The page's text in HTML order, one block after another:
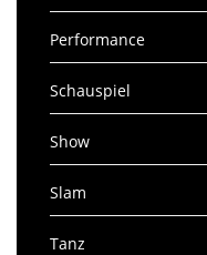
Performance
Schauspiel
Show
Slam
Tanz